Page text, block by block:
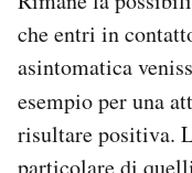
che entri in
asintomatica
esempio per una
risultare positiva.
particolare di